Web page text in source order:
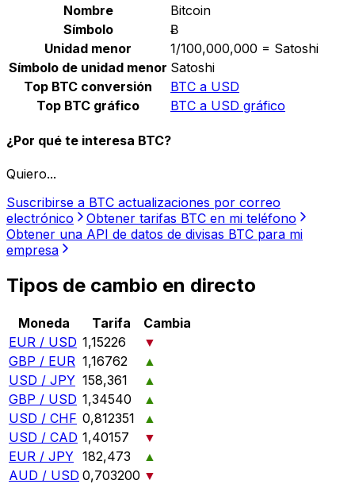
Nombre
Bitcoin
Símbolo
Ƀ
Unidad menor
1/100,000,000 = Satoshi
Símbolo de unidad menor Satoshi
Top BTC conversión
BTC a USD
Top BTC gráfico
BTC a USD gráfico
¿Por qué te interesa BTC?
Quiero...
Suscribirse a BTC actualizaciones por correo
electrónico
Obtener tarifas BTC en mi teléfono
Obtener una API de datos de divisas BTC para mi
empresa
Tipos de cambio en directo
Moneda Tarifa
Cambia
EUR / USD 1,15226
▼
GBP / EUR 1,16762
▲
USD / JPY 158,361
▲
GBP / USD 1,34540
▲
USD / CHF 0,812351
▲
USD / CAD 1,40157
▼
EUR / JPY 182,473
▲
AUD / USD 0,703200 ▼